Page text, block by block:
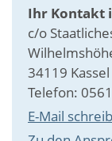
Ihr Kontakt
c/o
34119 Kassel
Telefon:
E-Mail